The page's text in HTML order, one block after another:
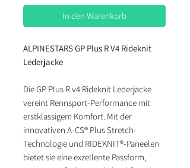
In den Warenkorb
ALPINESTARS GP Plus R V4 Rideknit
Lederjacke
Die GP Plus R v4 Rideknit Lederjacke
vereint Rennsport-Performance mit
erstklassigem Komfort. Mit der
innovativen A-CS® Plus Stretch-
Technologie und RIDEKNIT®-Paneelen
bietet sie eine exzellente Passform,